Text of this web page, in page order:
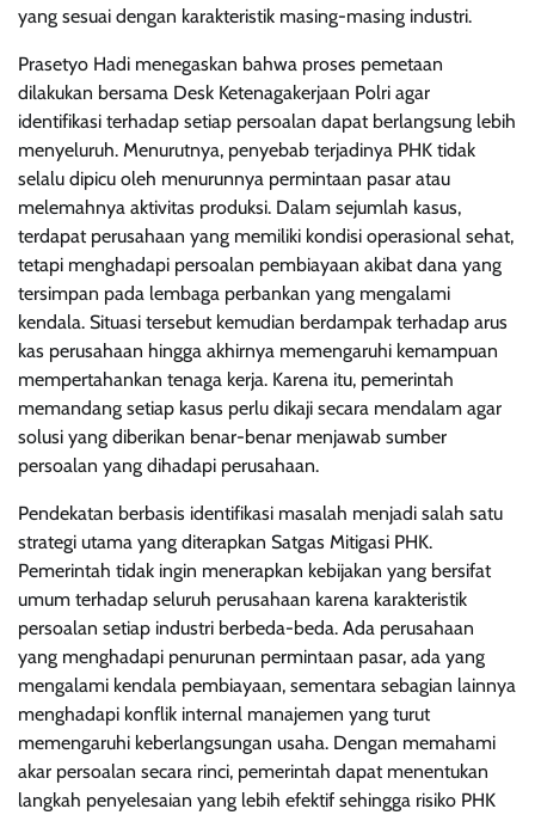
yang sesuai dengan karakteristik masing-masing industri.
Prasetyo Hadi menegaskan bahwa proses pemetaan
dilakukan bersama Desk Ketenagakerjaan Polri agar
identifikasi terhadap setiap persoalan dapat berlangsung lebih
menyeluruh. Menurutnya, penyebab terjadinya PHK tidak
selalu dipicu oleh menurunnya permintaan pasar atau
melemahnya aktivitas produksi. Dalam sejumlah kasus,
terdapat perusahaan yang memiliki kondisi operasional sehat,
tetapi menghadapi persoalan pembiayaan akibat dana yang
tersimpan pada lembaga perbankan yang mengalami
kendala. Situasi tersebut kemudian berdampak terhadap arus
kas perusahaan hingga akhirnya memengaruhi kemampuan
mempertahankan tenaga kerja. Karena itu, pemerintah
memandang setiap kasus perlu dikaji secara mendalam agar
solusi yang diberikan benar-benar menjawab sumber
persoalan yang dihadapi perusahaan.
Pendekatan berbasis identifikasi masalah menjadi salah satu
strategi utama yang diterapkan Satgas Mitigasi PHK.
Pemerintah tidak ingin menerapkan kebijakan yang bersifat
umum terhadap seluruh perusahaan karena karakteristik
persoalan setiap industri berbeda-beda. Ada perusahaan
yang menghadapi penurunan permintaan pasar, ada yang
mengalami kendala pembiayaan, sementara sebagian lainnya
menghadapi konflik internal manajemen yang turut
memengaruhi keberlangsungan usaha. Dengan memahami
akar persoalan secara rinci, pemerintah dapat menentukan
langkah penyelesaian yang lebih efektif sehingga risiko PHK